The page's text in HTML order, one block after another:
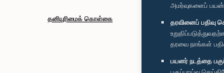
அமர்வுகளைப்
தரவினைப் பதிவு
தரவை நாங்கள்
பயனர் நடத்தை
தனியுரிமைக் கொள்கை